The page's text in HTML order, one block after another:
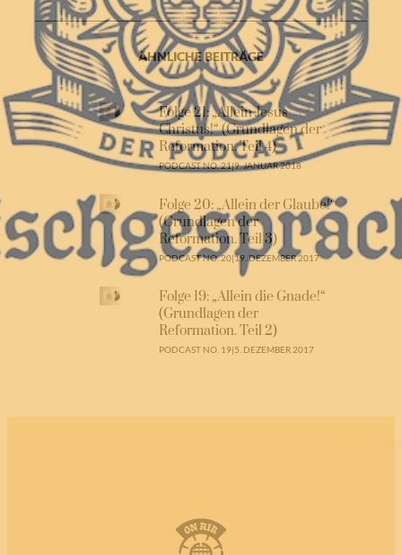
ÄHNLICHE BEITRÄGE
Folge 21: „Allein Jesus
Christus!“ (Grundlagen der
Reformation. Teil 4)
PODCAST NO. 21|9. JANUAR 2018
Folge 20: „Allein der Glaube!“
(Grundlagen der
Reformation. Teil 3)
PODCAST NO. 20|19. DEZEMBER 2017
Folge 19: „Allein die Gnade!“
(Grundlagen der
Reformation. Teil 2)
PODCAST NO. 19|5. DEZEMBER 2017